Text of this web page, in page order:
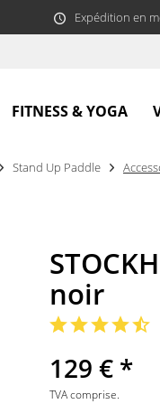
Expédition en
FITNESS & YOGA
Stand Up Paddle
noir
129 € *
TVA comprise.